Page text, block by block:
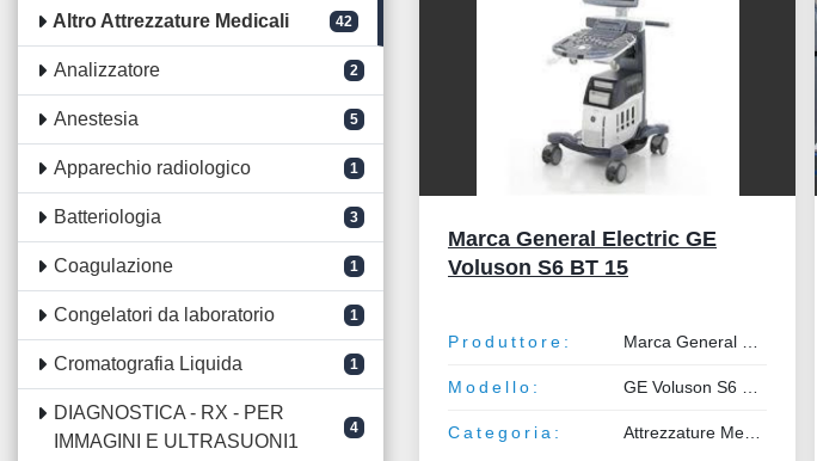
Altro Attrezzature Medicali 42
Analizzatore 2
Anestesia 5
Apparechio radiologico 1
Batteriologia 3
Coagulazione 1
Congelatori da laboratorio 1
Cromatografia Liquida 1
DIAGNOSTICA - RX - PER
IMMAGINI E ULTRASUONI1
4
Marca General Electric GE
Voluson S6 BT 15
Produttore:
Modello:
Categoria: